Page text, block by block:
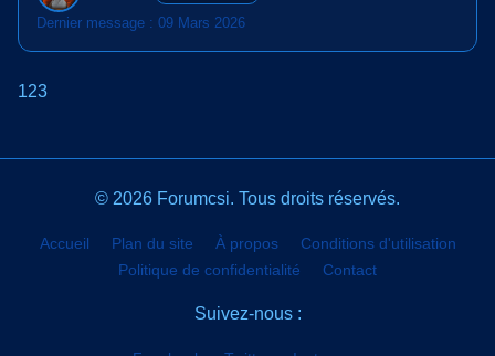
Dernier message : 09 Mars 2026
123
© 2026 Forumcsi. Tous droits réservés.
Accueil Plan du site À propos
Conditions d'utilisation
Politique de confidentialité
Contact
Suivez-nous :